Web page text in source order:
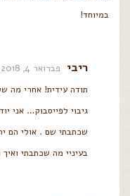
במיוחד!
ריבי פברואר 4, 2018 בשעה 10:47 am
תודה עידית! אחרי מה
גיבוי לפייסבוק… אני
שכתבתי שם . אולי הם
בעיניי מה שכתבתי